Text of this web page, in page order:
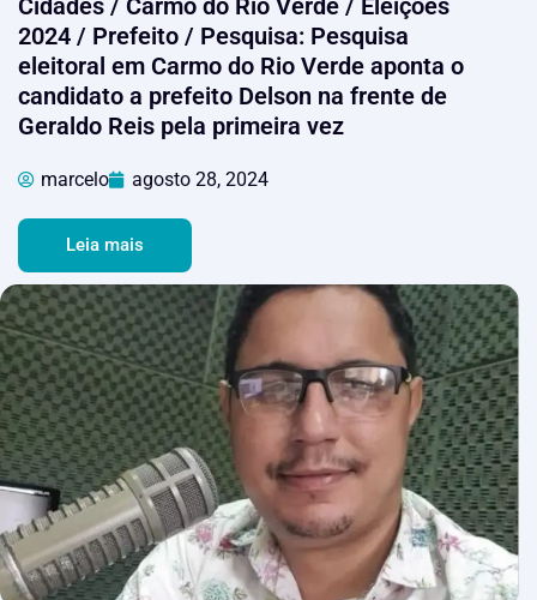
2024 / Prefeito / Pesquisa: Pesquisa
eleitoral em Carmo do Rio Verde aponta o
candidato a prefeito Delson na frente de
Geraldo Reis pela primeira vez
marcelo agosto 28, 2024
Leia mais